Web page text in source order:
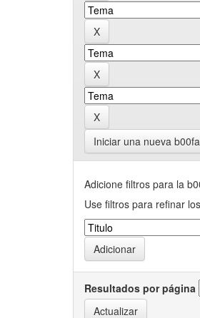
Iniciar una nueva
Adicione filtros para la
Use filtros para refinar
Resultados por página